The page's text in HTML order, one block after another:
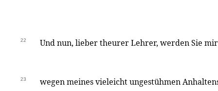
22 Und nun, lieber theurer Lehrer, werden Sie
23 wegen meines vieleicht ungestühmen